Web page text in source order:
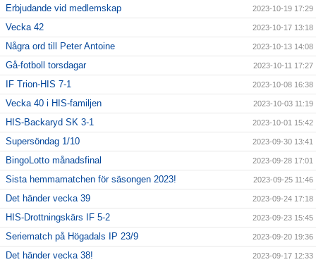
Erbjudande vid medlemskap 2023-10-19 17:29
Vecka 42 2023-10-17 13:18
Några ord till Peter Antoine 2023-10-13 14:08
Gå-fotboll torsdagar 2023-10-11 17:27
IF Trion-HIS 7-1 2023-10-08 16:38
Vecka 40 i HIS-familjen 2023-10-03 11:19
HIS-Backaryd SK 3-1 2023-10-01 15:42
Supersöndag 1/10 2023-09-30 13:41
BingoLotto månadsfinal 2023-09-28 17:01
Sista hemmamatchen för säsongen 2023! 2023-09-25 11:46
Det händer vecka 39 2023-09-24 17:18
HIS-Drottningskärs IF 5-2 2023-09-23 15:45
Seriematch på Högadals IP 23/9 2023-09-20 19:36
Det händer vecka 38! 2023-09-17 12:33